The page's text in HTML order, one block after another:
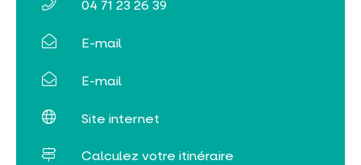
04 71 23 26 39
E-mail
E-mail
Site internet
Calculez votre itinéraire